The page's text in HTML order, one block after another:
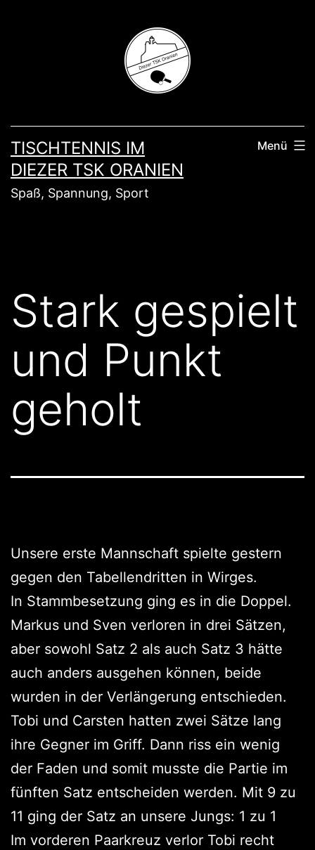
TISCHTENNIS IM
DIEZER TSK ORANIEN
Spaß, Spannung, Sport
Menü
Stark gespielt
und Punkt
geholt
Unsere erste Mannschaft spielte gestern
gegen den Tabellendritten in Wirges.
In Stammbesetzung ging es in die Doppel.
Markus und Sven verloren in drei Sätzen,
aber sowohl Satz 2 als auch Satz 3 hätte
auch anders ausgehen können, beide
wurden in der Verlängerung entschieden.
Tobi und Carsten hatten zwei Sätze lang
ihre Gegner im Griff. Dann riss ein wenig
der Faden und somit musste die Partie im
fünften Satz entscheiden werden. Mit 9 zu
11 ging der Satz an unsere Jungs: 1 zu 1
Im vorderen Paarkreuz verlor Tobi recht